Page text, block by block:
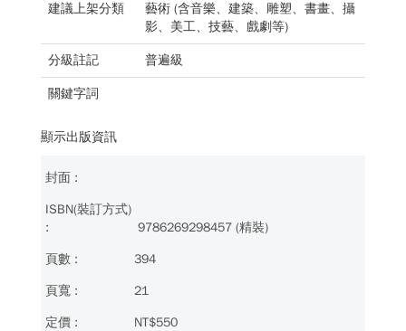
建議上架分類
藝術 (含音樂、建築、雕塑、書畫、攝
影、美工、技藝、戲劇等)
分級註記 普遍級
關鍵字詞
顯示出版資訊
9786269298457 (精裝)
394
21
NT$550